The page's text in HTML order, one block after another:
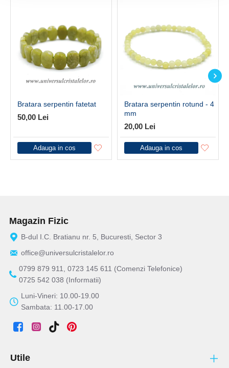
Bratara serpentin fatetat
50,00 Lei
Adauga in cos
Bratara serpentin rotund - 4
mm
20,00 Lei
Adauga in cos
Magazin Fizic
B-dul I.C. Bratianu nr. 5, Bucuresti, Sector 3
office@universulcristalelor.ro
0799 879 911, 0723 145 611 (Comenzi Telefonice)
0725 542 038 (Informatii)
Luni-Vineri: 10.00-19.00
Sambata: 11.00-17.00
Utile